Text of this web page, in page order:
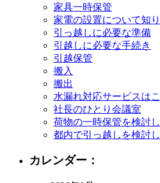
家具一時保管
家電の設置について知
引っ越しに必要な準備
引越しに必要な手続き
引越保管
搬入
搬出
水漏れ対応サービスはこ
社長のひとり会議室
荷物の一時保管を検討
都内で引っ越しを検討
カレンダー：